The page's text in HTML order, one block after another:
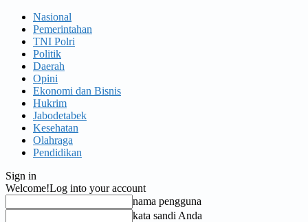
Nasional
Pemerintahan
TNI Polri
Politik
Daerah
Opini
Ekonomi dan Bisnis
Hukrim
Jabodetabek
Kesehatan
Olahraga
Pendidikan
Sign in
Welcome!Log into your account
nama pengguna
kata sandi Anda